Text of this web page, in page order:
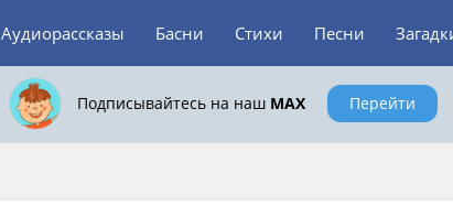
Аудиорассказы Басни Стихи Песни
Подписывайтесь на наш MAX Перейти